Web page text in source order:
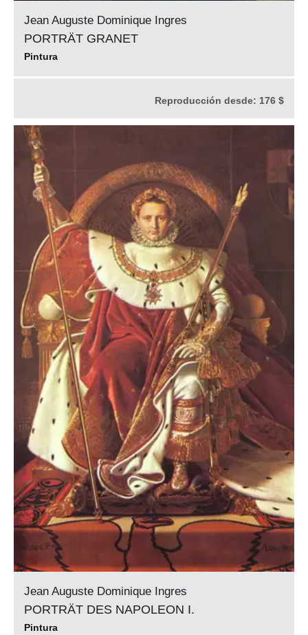
Jean Auguste Dominique Ingres
PORTRÄT GRANET
Pintura
Reproducción desde: 176 $
Jean Auguste Dominique Ingres
PORTRÄT DES NAPOLEON I.
Pintura